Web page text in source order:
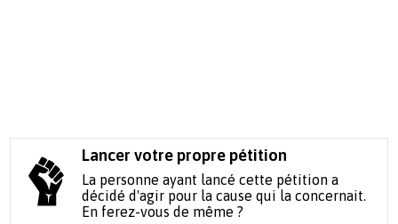
Lancer votre propre pétition
La personne ayant lancé cette pétition a
décidé d'agir pour la cause qui la concernait.
En ferez-vous de même ?